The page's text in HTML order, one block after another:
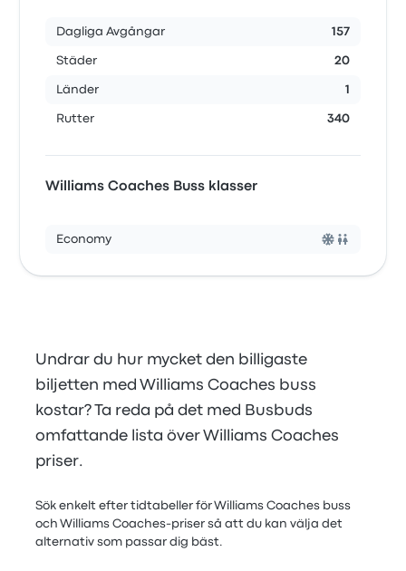
Dagliga Avgångar 157
Städer 20
Länder 1
Rutter 340
Williams Coaches Buss klasser
Economy
Undrar du hur mycket den billigaste
biljetten med Williams Coaches buss
kostar? Ta reda på det med Busbuds
omfattande lista över Williams Coaches
priser.
Sök enkelt efter tidtabeller för Williams Coaches buss
och Williams Coaches-priser så att du kan välja det
alternativ som passar dig bäst.